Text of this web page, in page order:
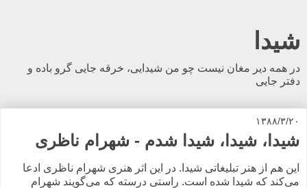
شیدا
در همه دیر مغان نیست چو من شیدایی، خرقه جایی گرو باده و
دفتر جایی
۱۳۸۸/۳/۲۰
شیدا، شیدا، شیدا شدم - شهرام ناظری
این هم از هنر تبلیغاتی شیدا. در این اثر هنری شهرام ناظری ادعا
می‌کند که شیدا شده است. راستی درسته که می‌گویند شهرام